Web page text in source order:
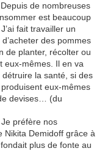
de nombreuses
est beaucoup
fait travailler un
des pommes
de planter, récolter ou
eux-mêmes. Il en va
la santé, si des
eux-mêmes
devises… (du
préfère nos
Nikita Demidoff grâce à
plus de fonte au